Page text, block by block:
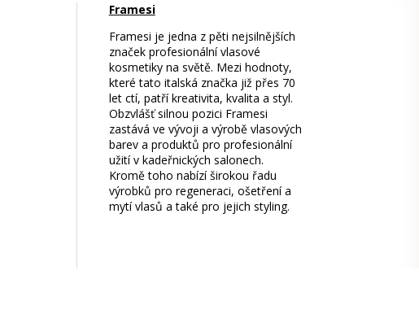
Framesi
Framesi je jedna z pěti nejsilnějších
značek profesionální vlasové
kosmetiky na světě. Mezi hodnoty,
které tato italská značka již přes 70
let ctí, patří kreativita, kvalita a styl.
Obzvlášť silnou pozici Framesi
zastává ve vývoji a výrobě vlasových
barev a produktů pro profesionální
užití v kadeřnických salonech.
Kromě toho nabízí širokou řadu
výrobků pro regeneraci, ošetření a
mytí vlasů a také pro jejich styling.